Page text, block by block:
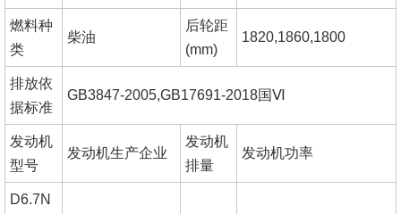
燃料种
类
柴油
后轮距
(mm)
1820,1860,1800
排放依
据标准
GB3847-2005,GB17691-2018国Ⅵ
发动机
型号
发动机生产企业
发动机
排量
发动机功率
D6.7N